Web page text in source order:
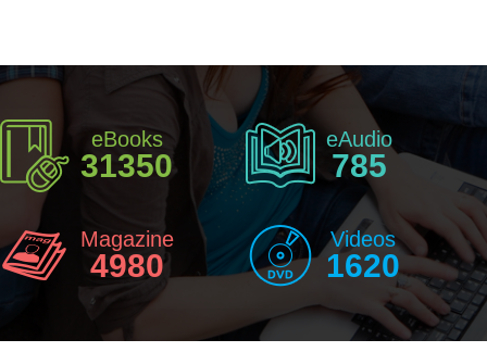
eBooks
31350
eAudio
785
Magazine
4980
Videos
1620